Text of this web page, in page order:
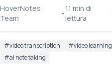
una vera ritenzione.
HoverNotes
Team
•
11 min di
lettura
#video transcription #video learning
#ai note taking